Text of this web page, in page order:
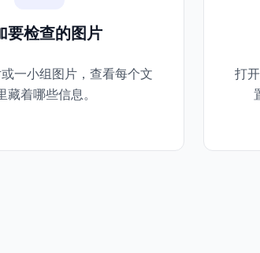
要检查的图片
一小组图片，查看每个文
藏着哪些信息。
打